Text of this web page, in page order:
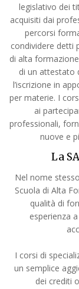
legislativo dei
acquisiti dai
percorsi
condividere detti
di alta
di un attestato
l’iscrizione in
per materie. I
ai
professionali,
nuove e
La
Nel nome
Scuola di Alta
qualità di
esperienza
I corsi di
un semplice
dei crediti